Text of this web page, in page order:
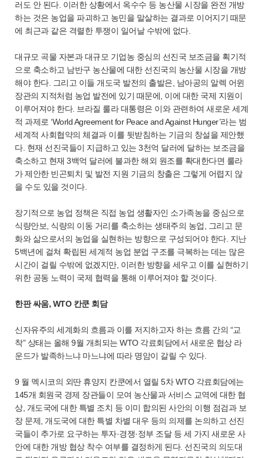
러도 안 된다. 이러한 상황에서 옥수수 등 농산물 시장을 완전 개방
하는 것은 농업을 파괴하고 농민을 말살하는 결과로 이어지기 때문
에 최근과 같은 격렬한 투쟁이 일어날 수밖에 없다.
대규모 곡물 자본과 대규모 기업농 중심의 선진국 보조금을 획기적
으로 축소하고 남반구 농산물에 대한 선진국의 농산물 시장을 개방
해야 한다. 그리고 이들 개도국 발전의 출발은, 남아공의 알렉 어윈
장관의 지적처럼 농업 발전에 있기 때문에, 이에 대한 국제 지원이
이루어져야 한다. 브라질 룰라 대통령은 이와 관련하여 새로운 세계
적 과제로 ‘World Agreement for Peace and Against Hunger’라는 범
세계적 사회협약의 체결과 이를 뒷받침하는 기금의 창설을 제안했
다. 현재 선진국들이 지급하고 있는 3천억 달러에 달하는 보조금을
축소하고 현재 3백억 달러에 불과한 해외 원조를 확대한다면 룰라
가 제안한 빈곤퇴치 및 발전 지원 기금의 창출은 그렇게 어렵지 않
을 수도 있을 것이다.
장기적으로 농업 정책은 직접 농업 생활자인 소가족농을 중심으로
식량안보, 식량의 이동 거리를 축소하는 생태주의 농업, 그리고 문
화와 삶으로서의 농업을 실현하는 방향으로 구성되어야 한다. 지난
5백년에 걸쳐 확립된 세계적 농업 분업 구조를 극복하는 데는 많은
시간이 걸릴 수밖에 없겠지만, 이러한 방향을 세우고 이를 실현하기
위한 공동 노력이 국제 협력을 통해 이루어져야 할 것이다.
한판 싸움, WTO 칸쿤 회담
신자유주의 세계화의 흐름과 이를 저지하고자 하는 흐름 간의 “교
착” 상태는 올해 9월 개최되는 WTO 각료회담에서 새로운 협상 라
운드가 발족하느냐 마느냐에 따라 명암이 갈릴 수 있다.
9 월 멕시코의 외딴 휴양지 칸쿤에서 열릴 5차 WTO 각료회담에는
145개 회원국 경제 장관들이 모여 농산물과 서비스 교역에 대한 협
상, 개도국에 대한 특별 조치 등 이미 합의된 사안의 이행 점검과 보
장 문제, 개도국에 대한 특별 차별 대우 등의 의제를 논의하고 선진
국들이 추가로 요구하는 투자·경쟁·정부 조달 등 세 가지 새로운 사
안에 대한 개방 협상 착수 여부를 결정하게 된다. 선진국의 의도대